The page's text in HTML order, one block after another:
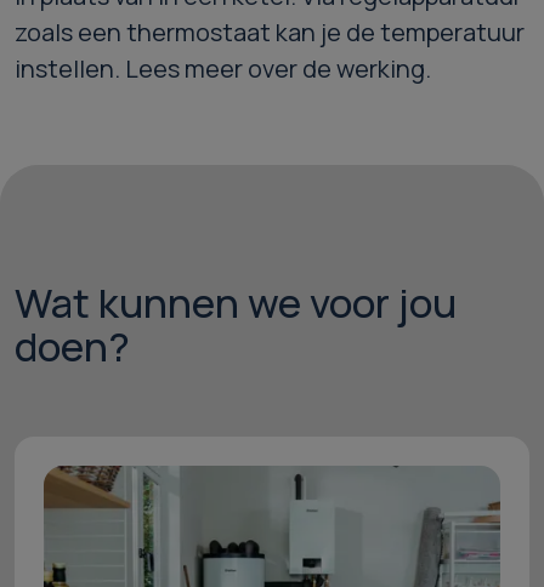
zoals een thermostaat kan je de temperatuur
instellen. Lees meer over de werking.
Wat kunnen we voor jou
doen?